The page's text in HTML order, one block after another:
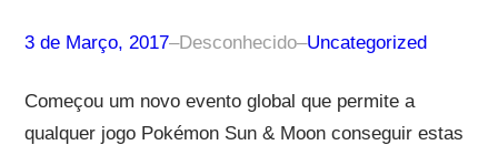
3 de Março, 2017–Desconhecido–Uncategorized
Começou um novo evento global que permite a
qualquer jogo Pokémon Sun & Moon conseguir estas